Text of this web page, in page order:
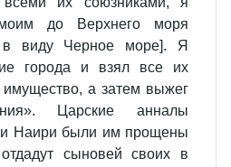
до Верхнего моря
в виду Черное море]. Я
города и взял все их
имущество, а затем выжег
Царские анналы
Наири были им прощены
сыновей своих в